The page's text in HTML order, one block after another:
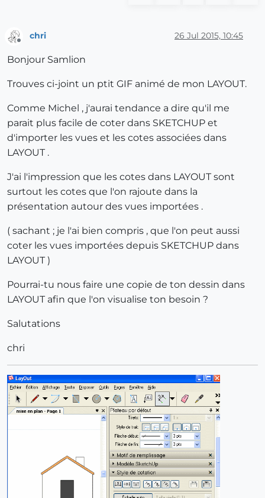
chri 26 Jul 2015, 10:45
Bonjour Samlion
Trouves ci-joint un ptit GIF animé de mon LAYOUT.
Comme Michel , j'aurai tendance a dire qu'il me
parait plus facile de coter dans SKETCHUP et
d'importer les vues et les cotes associées dans
LAYOUT .
J'ai l'impression que les cotes dans LAYOUT sont
surtout les cotes que l'on rajoute dans la
présentation autour des vues importées .
( sachant ; je l'ai bien compris , que l'on peut aussi
coter les vues importées depuis SKETCHUP dans
LAYOUT )
Pourrai-tu nous faire une copie de ton dessin dans
LAYOUT afin que l'on visualise ton besoin ?
Salutations
chri